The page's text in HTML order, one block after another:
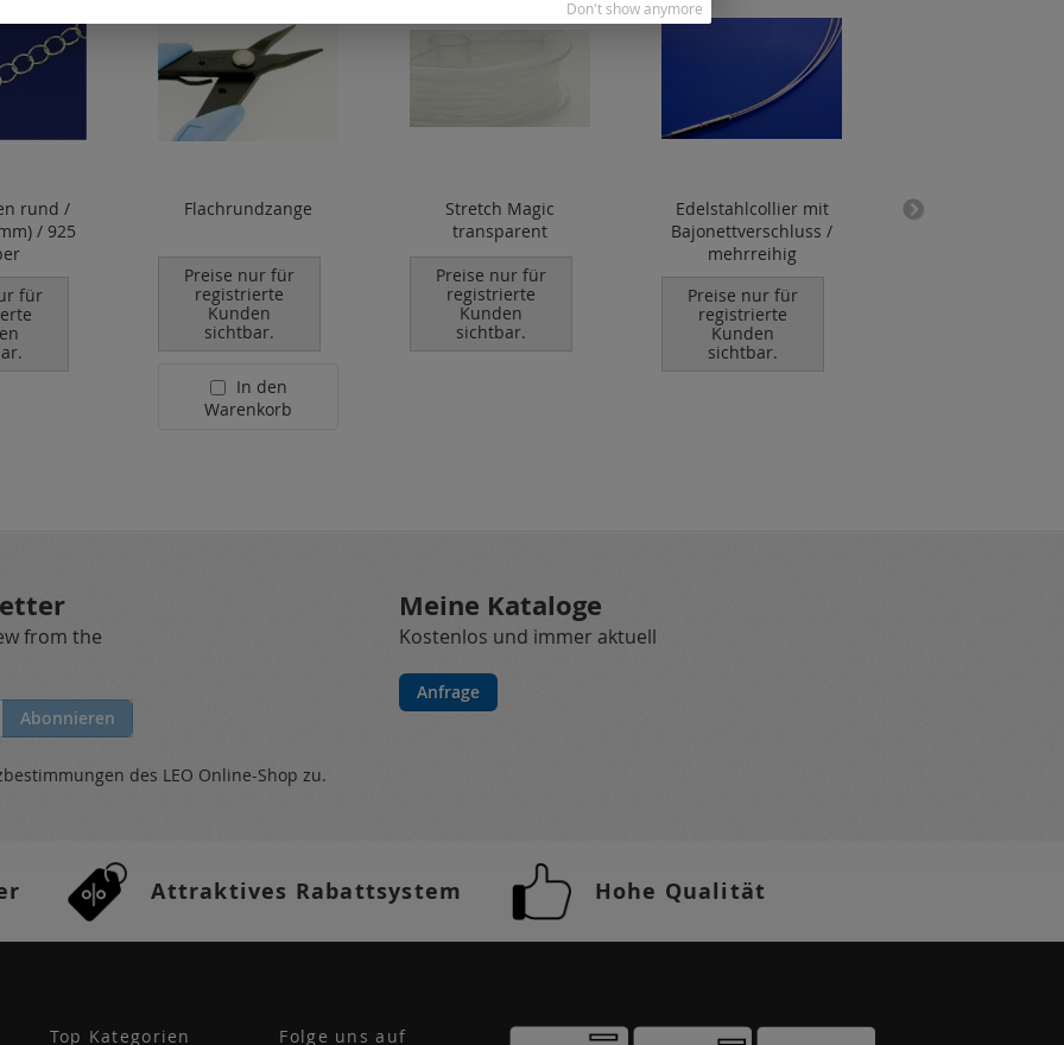
rund /
/ 925
für
Flachrundzange
Preise nur für
registrierte
Kunden
sichtbar.
In den
Warenkorb
Stretch Magic
transparent
Preise nur für
registrierte
Kunden
sichtbar.
Edelstahlcollier mit
Bajonettverschluss /
mehrreihig
Preise nur für
registrierte
Kunden
sichtbar.
Endkappen für
from the
Abonnieren
Meine Kataloge
Kostenlos und immer aktuell
Anfrage
des LEO Online-Shop zu.
Attraktives Rabattsystem Hohe Qualität
Top Kategorien Folge uns auf
Don't show anymore